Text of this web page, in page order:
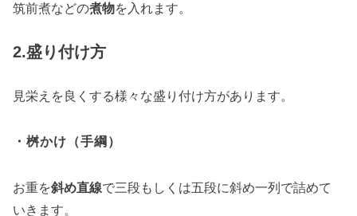
筑前煮などの煮物を入れます。
2.盛り付け方
見栄えを良くする様々な盛り付け方があります。
・桝かけ（手綱）
お重を斜め直線で三段もしくは五段に斜め一列で詰めて
いきます。